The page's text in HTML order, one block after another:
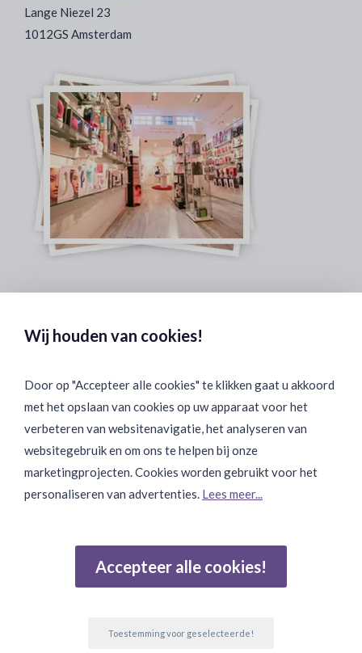
Lange Niezel 23
1012GS Amsterdam
Binnen 24 uur Discreet Bezorgd:
Join Onze Community:
Wij houden van cookies!
Door op "Accepteer alle cookies" te klikken gaat u akkoord
met het opslaan van cookies op uw apparaat voor het
verbeteren van websitenavigatie, het analyseren van
websitegebruik en om ons te helpen bij onze
marketingprojecten. Cookies worden gebruikt voor het
personaliseren van advertenties. Lees meer...
Accepteer alle cookies!
Toestemming voor geselecteerde!